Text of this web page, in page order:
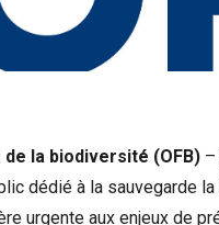
de la biodiversité (OFB) –
dédié à la sauvegarde
urgente aux enjeux de